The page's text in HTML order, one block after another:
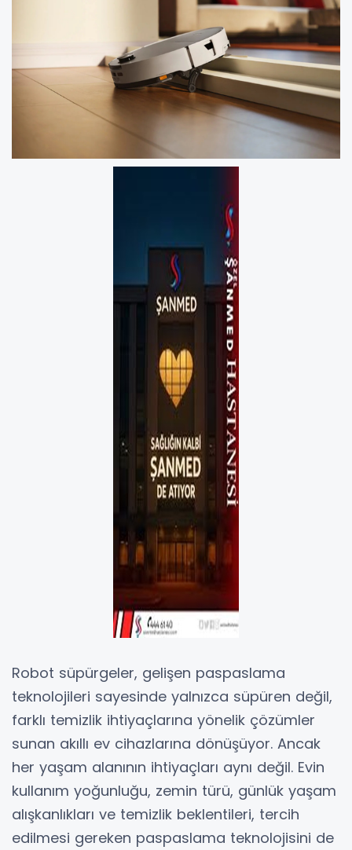
Robot süpürgeler, gelişen paspaslama
teknolojileri sayesinde yalnızca süpüren değil,
farklı temizlik ihtiyaçlarına yönelik çözümler
sunan akıllı ev cihazlarına dönüşüyor. Ancak
her yaşam alanının ihtiyaçları aynı değil. Evin
kullanım yoğunluğu, zemin türü, günlük yaşam
alışkanlıkları ve temizlik beklentileri, tercih
edilmesi gereken paspaslama teknolojisini de